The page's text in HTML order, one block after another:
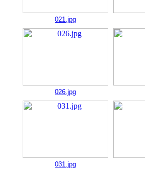
021.jpg
026.jpg
031.jpg